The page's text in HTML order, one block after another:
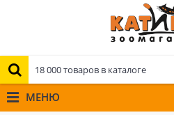
МЕНЮ